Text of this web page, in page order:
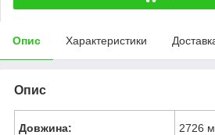
Опис Характеристики
Опис
Довжина: 2726